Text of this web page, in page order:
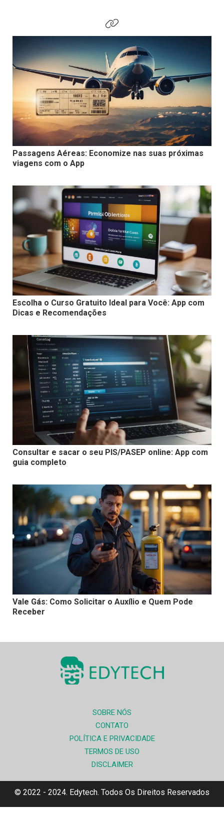
Passagens Aéreas: Economize nas suas próximas
viagens com o App
Escolha o Curso Gratuito Ideal para Você: App com
Dicas e Recomendações
Consultar e sacar o seu PIS/PASEP online: App com
guia completo
Vale Gás: Como Solicitar o Auxílio e Quem Pode
Receber
SOBRE NÓS
CONTATO
POLÍTICA E PRIVACIDADE
TERMOS DE USO
DISCLAIMER
© 2022 - 2024. Edytech. Todos Os Direitos Reservados